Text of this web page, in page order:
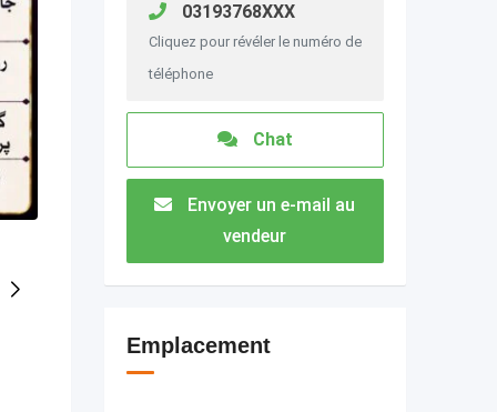
03193768XXX
Cliquez pour révéler le numéro de
téléphone
Chat
Envoyer un e-mail au
vendeur
Emplacement